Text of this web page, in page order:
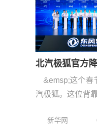
北汽极狐官方
&emsp;这个
汽极狐。这位背
新华网